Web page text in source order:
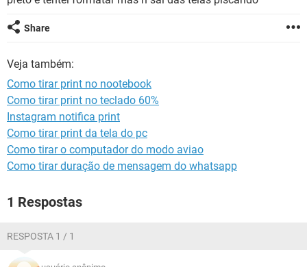
GUIA DE COMPRAS
Share
Veja também:
Como tirar print no nootebook
Como tirar print no teclado 60%
Instagram notifica print
Como tirar print da tela do pc
Como tirar o computador do modo aviao
Como tirar duração de mensagem do whatsapp
1 Respostas
RESPOSTA 1 / 1